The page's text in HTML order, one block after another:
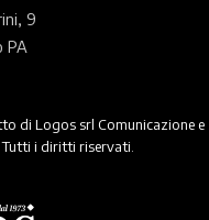
9
PA
di Logos srl Comunicazione e
Tutti i diritti riservati.